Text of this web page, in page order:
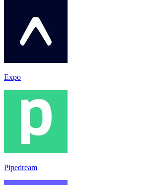
Expo
Pipedream